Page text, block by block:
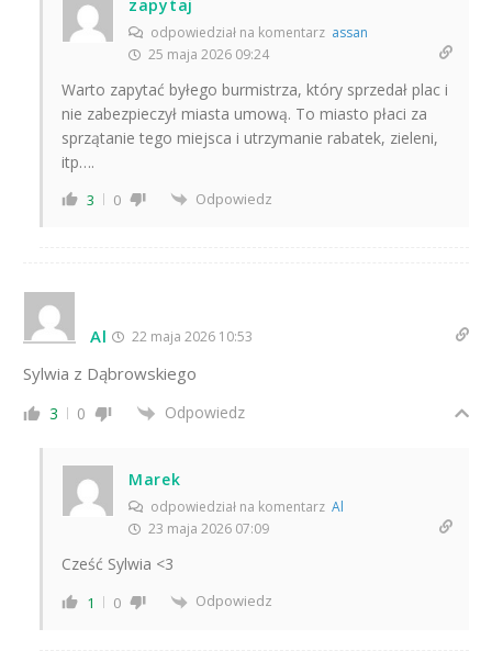
zapytaj
odpowiedział na komentarz assan
25 maja 2026 09:24
Warto zapytać byłego burmistrza, który sprzedał plac i
nie zabezpieczył miasta umową. To miasto płaci za
sprzątanie tego miejsca i utrzymanie rabatek, zieleni,
itp….
3 0 Odpowiedz
Al 22 maja 2026 10:53
Sylwia z Dąbrowskiego
3 0 Odpowiedz
Marek
odpowiedział na komentarz Al
23 maja 2026 07:09
Cześć Sylwia <3
1 0 Odpowiedz